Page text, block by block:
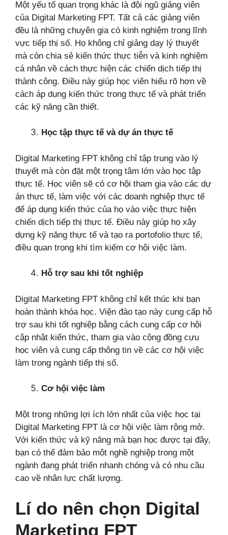
Một yếu tố quan trọng khác là đội ngũ giảng viên
của Digital Marketing FPT. Tất cả các giảng viên
đều là những chuyên gia có kinh nghiệm trong lĩnh
vực tiếp thị số. Họ không chỉ giảng dạy lý thuyết
mà còn chia sẻ kiến thức thực tiễn và kinh nghiệm
cá nhân về cách thực hiện các chiến dịch tiếp thị
thành công. Điều này giúp học viên hiểu rõ hơn về
cách áp dụng kiến thức trong thực tế và phát triển
các kỹ năng cần thiết.
Học tập thực tế và dự án thực tế
Digital Marketing FPT không chỉ tập trung vào lý
thuyết mà còn đặt một trọng tâm lớn vào học tập
thực tế. Học viên sẽ có cơ hội tham gia vào các dự
án thực tế, làm việc với các doanh nghiệp thực tế
để áp dụng kiến thức của họ vào việc thực hiện
chiến dịch tiếp thị thực tế. Điều này giúp họ xây
dựng kỹ năng thực tế và tạo ra portofolio thực tế,
điều quan trọng khi tìm kiếm cơ hội việc làm.
Hỗ trợ sau khi tốt nghiệp
Digital Marketing FPT không chỉ kết thúc khi bạn
hoàn thành khóa học. Viện đào tạo này cung cấp hỗ
trợ sau khi tốt nghiệp bằng cách cung cấp cơ hội
cập nhật kiến thức, tham gia vào cộng đồng cựu
học viên và cung cấp thông tin về các cơ hội việc
làm trong ngành tiếp thị số.
Cơ hội việc làm
Một trong những lợi ích lớn nhất của việc học tại
Digital Marketing FPT là cơ hội việc làm rộng mở.
Với kiến thức và kỹ năng mà bạn học được tại đây,
bạn có thể đảm bảo một nghề nghiệp trong một
ngành đang phát triển nhanh chóng và có nhu cầu
cao về nhân lực chất lượng.
Lí do nên chọn Digital
Marketing FPT